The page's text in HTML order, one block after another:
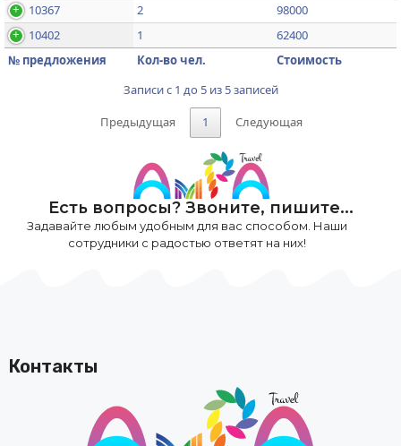
10367
2
98000
10402
1
62400
№ предложения
Кол-во чел.
Стоимость
Записи с 1 до 5 из 5 записей
Предыдущая 1 Следующая
Есть вопросы? Звоните, пишите...
Задавайте любым удобным для вас способом. Наши
сотрудники с радостью ответят на них!
Контакты